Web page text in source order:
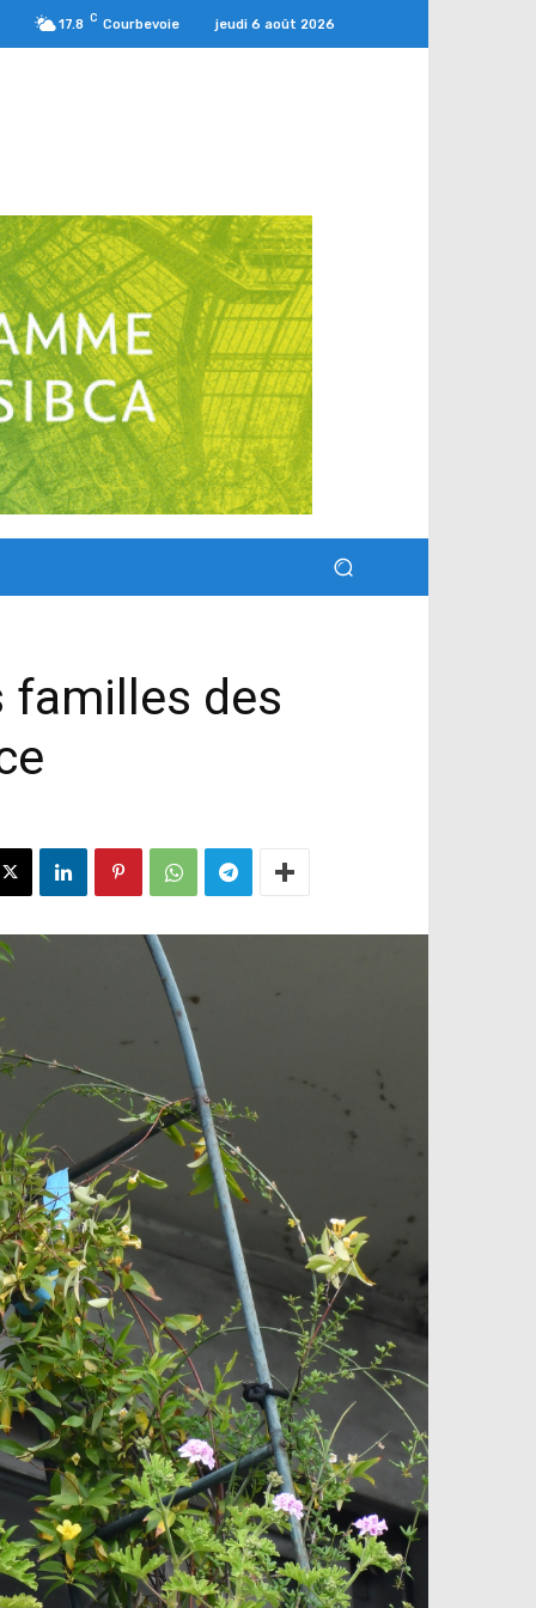
17.8 C Courbevoie jeudi 6 août 2026
familles des